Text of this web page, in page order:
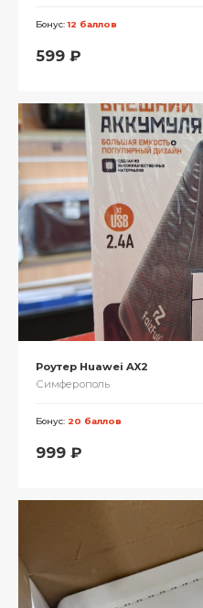
Бонус:12 баллов
599 ₽
Роутер Huawei AX2
Симферополь
Бонус: 20 баллов
999 ₽